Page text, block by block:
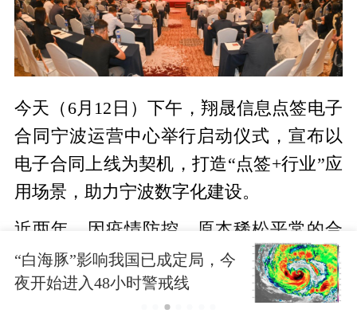
今天（6月12日）下午，翔晟信息点签电子
合同宁波运营中心举行启动仪式，宣布以
电子合同上线为契机，打造“点签+行业”应
用场景，助力宁波数字化建设。
近两年，因疫情防控，原本稀松平常的合
同“盖章”有时竟成了难事。由此，具有零
接触、零跑腿、便捷高效、轻成本等特点
的电子签迅速发展，并壮大成为具备超千
“白海豚”影响我国已成定局，今
夜开始进入48小时警戒线